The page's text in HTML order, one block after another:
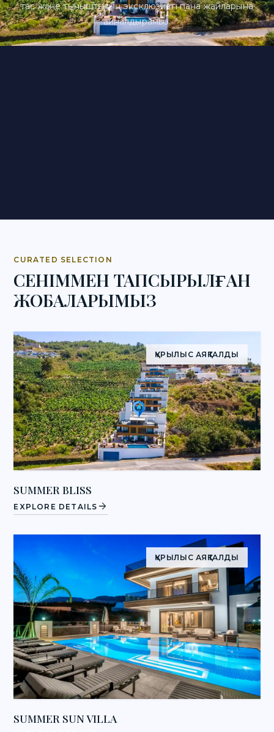
тас және тыныштықтың эксклюзивті пана жайларына
айналдырамыз.
CURATED SELECTION
СЕНІММЕН ТАПСЫРЫЛҒАН
ЖОБАЛАРЫМЫЗ
ҚҰРЫЛЫС АЯҚТАЛДЫ
SUMMER BLISS
EXPLORE DETAILS arrow_forward
ҚҰРЫЛЫС АЯҚТАЛДЫ
SUMMER SUN VILLA